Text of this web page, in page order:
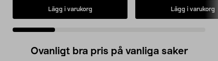
Lägg i varukorg Lägg i varukorg
Ovanligt bra pris på vanliga saker